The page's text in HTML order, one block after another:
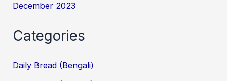
December 2023
Categories
Daily Bread (Bengali)